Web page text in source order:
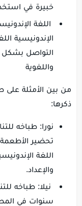
خبيرة في
اللغة
الإندونيسية
التواصل بشكل
واللغوية
من بين الأمثلة على
ذكرها:
نورا: طباخه
تحضير الأطعمة
اللغة
والإعداد.
سنوات في